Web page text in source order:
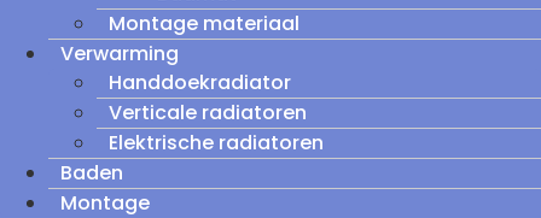
Montage materiaal
Verwarming
Handdoekradiator
Verticale radiatoren
Elektrische radiatoren
Baden
Montage